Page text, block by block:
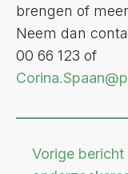
brengen of
Neem dan
00 66 123 of
Corina.Spaan
Vorige bericht